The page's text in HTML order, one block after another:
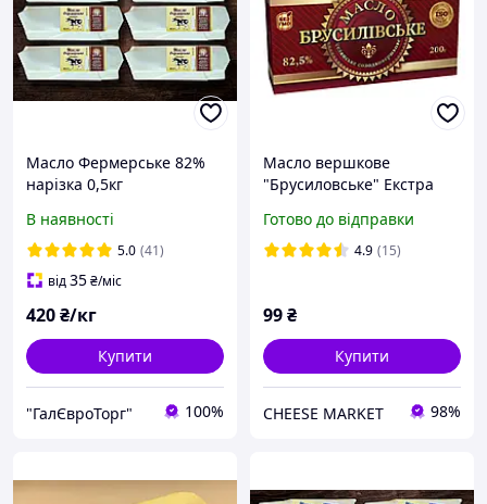
Масло Фермерське 82%
нарізка 0,5кг
В наявності
5.0 (41)
від35₴/міс
420₴/кг
Купити
"ГалЄвроТорг" 100%
Масло вершкове
"Брусиловське" Екстра
Готово до відправки
4.9 (15)
99₴
Купити
CHEESE MARKET 98%